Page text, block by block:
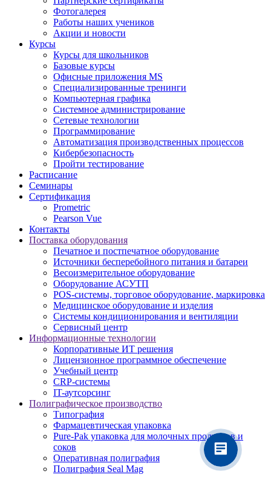
Фотогалерея
Работы наших учеников
Акции и новости
Курсы
Курсы для школьников
Базовые курсы
Офисные приложения MS
Специализированные тренинги
Компьютерная графика
Системное администрирование
Сетевые технологии
Программирование
Автоматизация производственных процессов
Кибербезопасность
Пройти тестирование
Расписание
Семинары
Сертификация
Prometric
Pearson Vue
Контакты
Поставка оборудования
Печатное и постпечатное оборудование
Источники бесперебойного питания и батареи
Весоизмерительное оборудование
Оборудование АСУТП
POS-системы, торговое оборудование, маркировка
Медицинское оборудование и изделия
Системы кондиционирования и вентиляции
Сервисный центр
Информационные технологии
Корпоративные ИТ решения
Лицензионное программное обеспечение
Учебный центр
CRP-системы
IT-аутсорсинг
Полиграфическое производство
Типография
Фармацевтическая упаковка
Pure-Pak упаковка для молочных продуктов и
соков
Оперативная полиграфия
Полиграфия Seal Mag